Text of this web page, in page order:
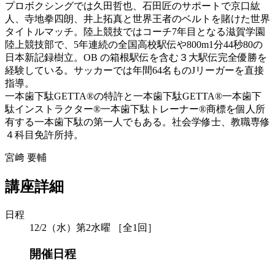
プロボクシングでは久田哲也、石田匠のサポートで京口紘
人、寺地拳四朗、井上拓真と世界王者のベルトを賭けた世界
タイトルマッチ。陸上競技ではコーチ7年目となる滋賀学園
陸上競技部で、5年連続の全国高校駅伝や800m1分44秒80の
日本新記録樹立。OB の箱根駅伝を含む３大駅伝完全優勝を
経験している。サッカーでは年間64名ものJリーガーを直接
指導。
一本歯下駄GETTA®︎の特許と一本歯下駄GETTA®︎一本歯下
駄インストラクター®︎一本歯下駄トレーナー®︎商標を個人所
有する一本歯下駄の第一人でもある。社会学修士、教職専修
４科目免許所持。
宮﨑 要輔
講座詳細
日程
12/2（水）第2水曜 ［全1回］
開催日程